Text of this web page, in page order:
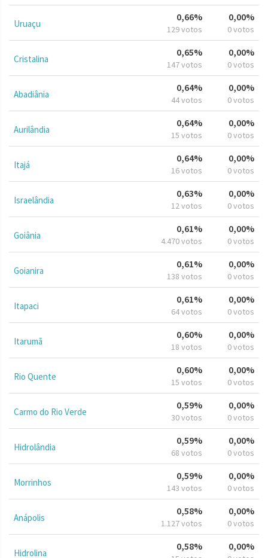
Uruaçu
0,66%
129 votos
0,00%
0 votos
Cristalina
0,65%
147 votos
0,00%
0 votos
Abadiânia
0,64%
44 votos
0,00%
0 votos
Aurilândia
0,64%
15 votos
0,00%
0 votos
Itajá
0,64%
16 votos
0,00%
0 votos
Israelândia
0,63%
12 votos
0,00%
0 votos
Goiânia
0,61%
4.470 votos
0,00%
0 votos
Goianira
0,61%
138 votos
0,00%
0 votos
Itapaci
0,61%
64 votos
0,00%
0 votos
Itarumã
0,60%
18 votos
0,00%
0 votos
Rio Quente
0,60%
15 votos
0,00%
0 votos
Carmo do Rio Verde
0,59%
30 votos
0,00%
0 votos
Hidrolândia
0,59%
68 votos
0,00%
0 votos
Morrinhos
0,59%
143 votos
0,00%
0 votos
Anápolis
0,58%
1.127 votos
0,00%
0 votos
Hidrolina
0,58% 0,00%